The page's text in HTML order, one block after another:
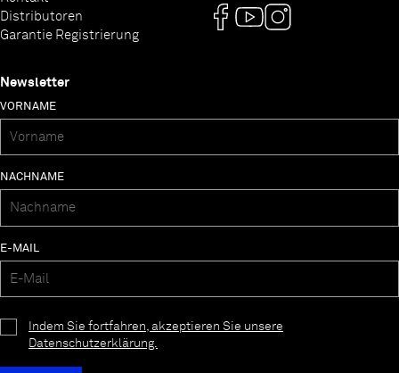
Distributoren
Garantie Registrierung
Newsletter
VORNAME
NACHNAME
E-MAIL
Indem Sie fortfahren, akzeptieren Sie unsere
Datenschutzerklärung.